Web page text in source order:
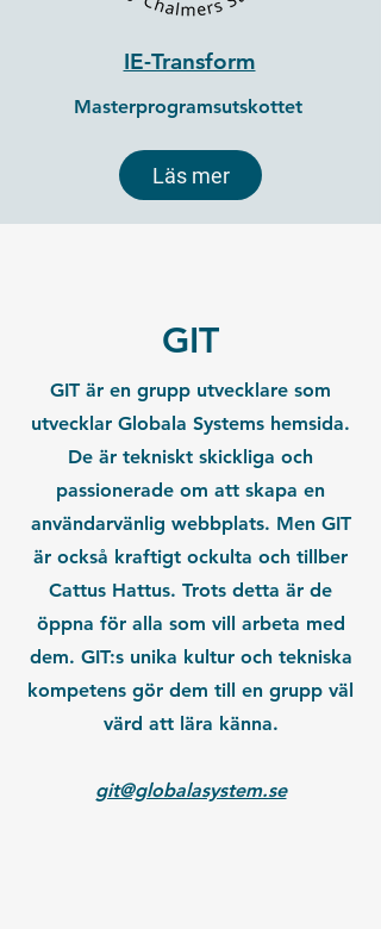
IE-Transform
Masterprogramsutskottet
Läs mer
GIT
GIT är en grupp utvecklare som
utvecklar Globala Systems hemsida.
De är tekniskt skickliga och
passionerade om att skapa en
användarvänlig webbplats. Men GIT
är också kraftigt ockulta och tillber
Cattus Hattus. Trots detta är de
öppna för alla som vill arbeta med
dem. GIT:s unika kultur och tekniska
kompetens gör dem till en grupp väl
värd att lära känna.
git@globalasystem.se